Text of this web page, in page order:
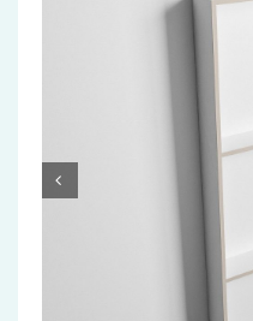
Klimaatbeheersing